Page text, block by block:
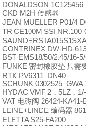
DONALDSON 1C125456
CKD M2H 传感器
JEAN MUELLER P01/4
TR CE100M SSI
SAUNDERS
CONTRINEX DW-HD-
BST EMS18/50/2.45/16-
FUNKE 密封橡胶垫 只需
RTK PV6311 DN40
SCHUNK 0302525 GWA
HYDAC VMF 2 ， 5LZ ，
VAT 电磁阀 26424-KA41-
LEINE+LINDE 编码器
ELETTA S25-FA200